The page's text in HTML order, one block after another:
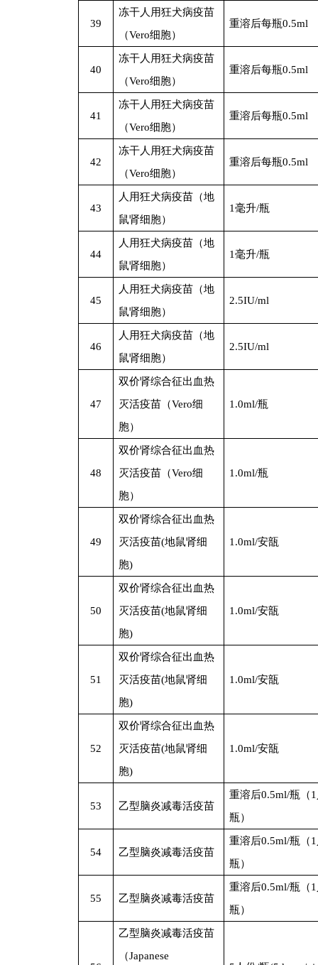
39
冻干人用狂犬病疫苗
（Vero细胞）
重溶后每瓶0.5ml
40
冻干人用狂犬病疫苗
（Vero细胞）
重溶后每瓶0.5ml
41
冻干人用狂犬病疫苗
（Vero细胞）
重溶后每瓶0.5ml
42
冻干人用狂犬病疫苗
（Vero细胞）
重溶后每瓶0.5ml
43
人用狂犬病疫苗（地
鼠肾细胞）
1毫升/瓶
44
人用狂犬病疫苗（地
鼠肾细胞）
1毫升/瓶
45
人用狂犬病疫苗（地
鼠肾细胞）
2.5IU/ml
46
人用狂犬病疫苗（地
鼠肾细胞）
2.5IU/ml
47
双价肾综合征出血热
灭活疫苗（Vero细
胞）
1.0ml/瓶
48
双价肾综合征出血热
灭活疫苗（Vero细
胞）
1.0ml/瓶
49
双价肾综合征出血热
灭活疫苗(地鼠肾细
胞)
1.0ml/安瓿
50
双价肾综合征出血热
灭活疫苗(地鼠肾细
胞)
1.0ml/安瓿
51
双价肾综合征出血热
灭活疫苗(地鼠肾细
胞)
1.0ml/安瓿
52
双价肾综合征出血热
灭活疫苗(地鼠肾细
胞)
1.0ml/安瓿
53 乙型脑炎减毒活疫苗
重溶后0.5ml/瓶（
瓶）
54 乙型脑炎减毒活疫苗
重溶后0.5ml/瓶（
瓶）
55 乙型脑炎减毒活疫苗
重溶后0.5ml/瓶（
瓶）
乙型脑炎减毒活疫苗
（Japanese